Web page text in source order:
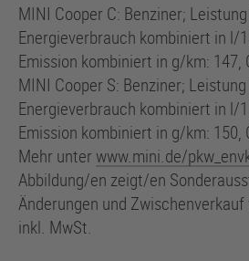
MINI Cooper C: Benziner; Leistung
Energieverbrauch kombiniert in l/
Emission kombiniert in g/km: 147,
MINI Cooper S: Benziner; Leistung
Energieverbrauch kombiniert in l/
Emission kombiniert in g/km: 150,
Mehr unter www.mini.de/
Abbildung/en zeigt/en
Änderungen und
inkl. MwSt.